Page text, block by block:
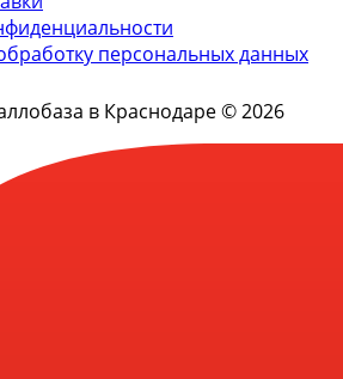
персональных данных
в Краснодаре © 2026